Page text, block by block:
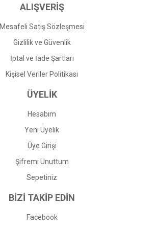
ALIŞVERİŞ
Mesafeli Satış Sözleşmesi
Gizlilik ve Güvenlik
İptal ve İade Şartları
Kişisel Veriler Politikası
ÜYELİK
Hesabım
Yeni Üyelik
Üye Girişi
Şifremi Unuttum
Sepetiniz
BİZİ TAKİP EDİN
Facebook